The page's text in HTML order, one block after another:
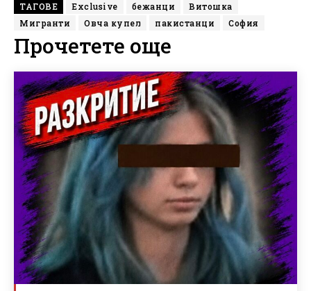
ТАГОВЕ Exclusive бежанци
Витошка
Мигранти
Овча купел пакистанци София
Прочетете още